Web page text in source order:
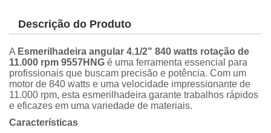
Descrição do Produto
A Esmerilhadeira angular 4.1/2" 840 watts rotação de
11.000 rpm 9557HNG é uma ferramenta essencial para
profissionais que buscam precisão e potência. Com um
motor de 840 watts e uma velocidade impressionante de
11.000 rpm, esta esmerilhadeira garante trabalhos rápidos
e eficazes em uma variedade de materiais.
Características